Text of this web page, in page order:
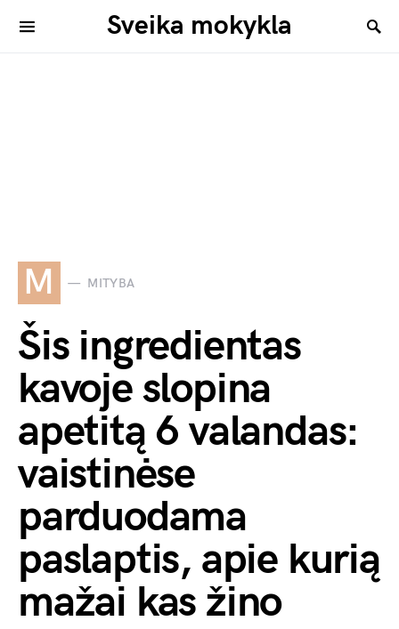
Sveika mokykla
M MITYBA
Šis ingredientas
kavoje slopina
apetitą 6 valandas:
vaistinėse
parduodama
paslaptis, apie kurią
mažai kas žino